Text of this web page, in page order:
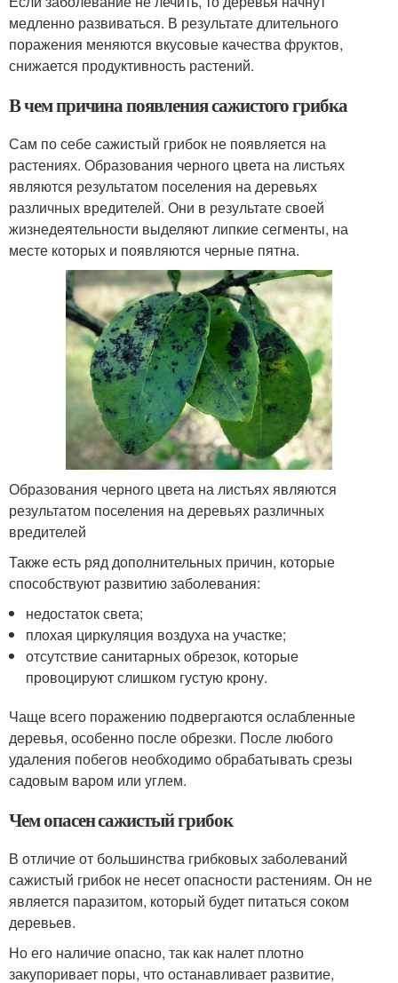
медленно развиваться. В результате длительного
поражения меняются вкусовые качества фруктов,
снижается продуктивность растений.
В чем причина появления сажистого грибка
Сам по себе сажистый грибок не появляется на
растениях. Образования черного цвета на листьях
являются результатом поселения на деревьях
различных вредителей. Они в результате своей
жизнедеятельности выделяют липкие сегменты, на
месте которых и появляются черные пятна.
Образования черного цвета на листьях являются
результатом поселения на деревьях различных
вредителей
Также есть ряд дополнительных причин, которые
способствуют развитию заболевания:
недостаток света;
плохая циркуляция воздуха на участке;
отсутствие санитарных обрезок, которые
провоцируют слишком густую крону.
Чаще всего поражению подвергаются ослабленные
деревья, особенно после обрезки. После любого
удаления побегов необходимо обрабатывать срезы
садовым варом или углем.
Чем опасен сажистый грибок
В отличие от большинства грибковых заболеваний
сажистый грибок не несет опасности растениям. Он не
является паразитом, который будет питаться соком
деревьев.
Но его наличие опасно, так как налет плотно
закупоривает поры, что останавливает развитие,